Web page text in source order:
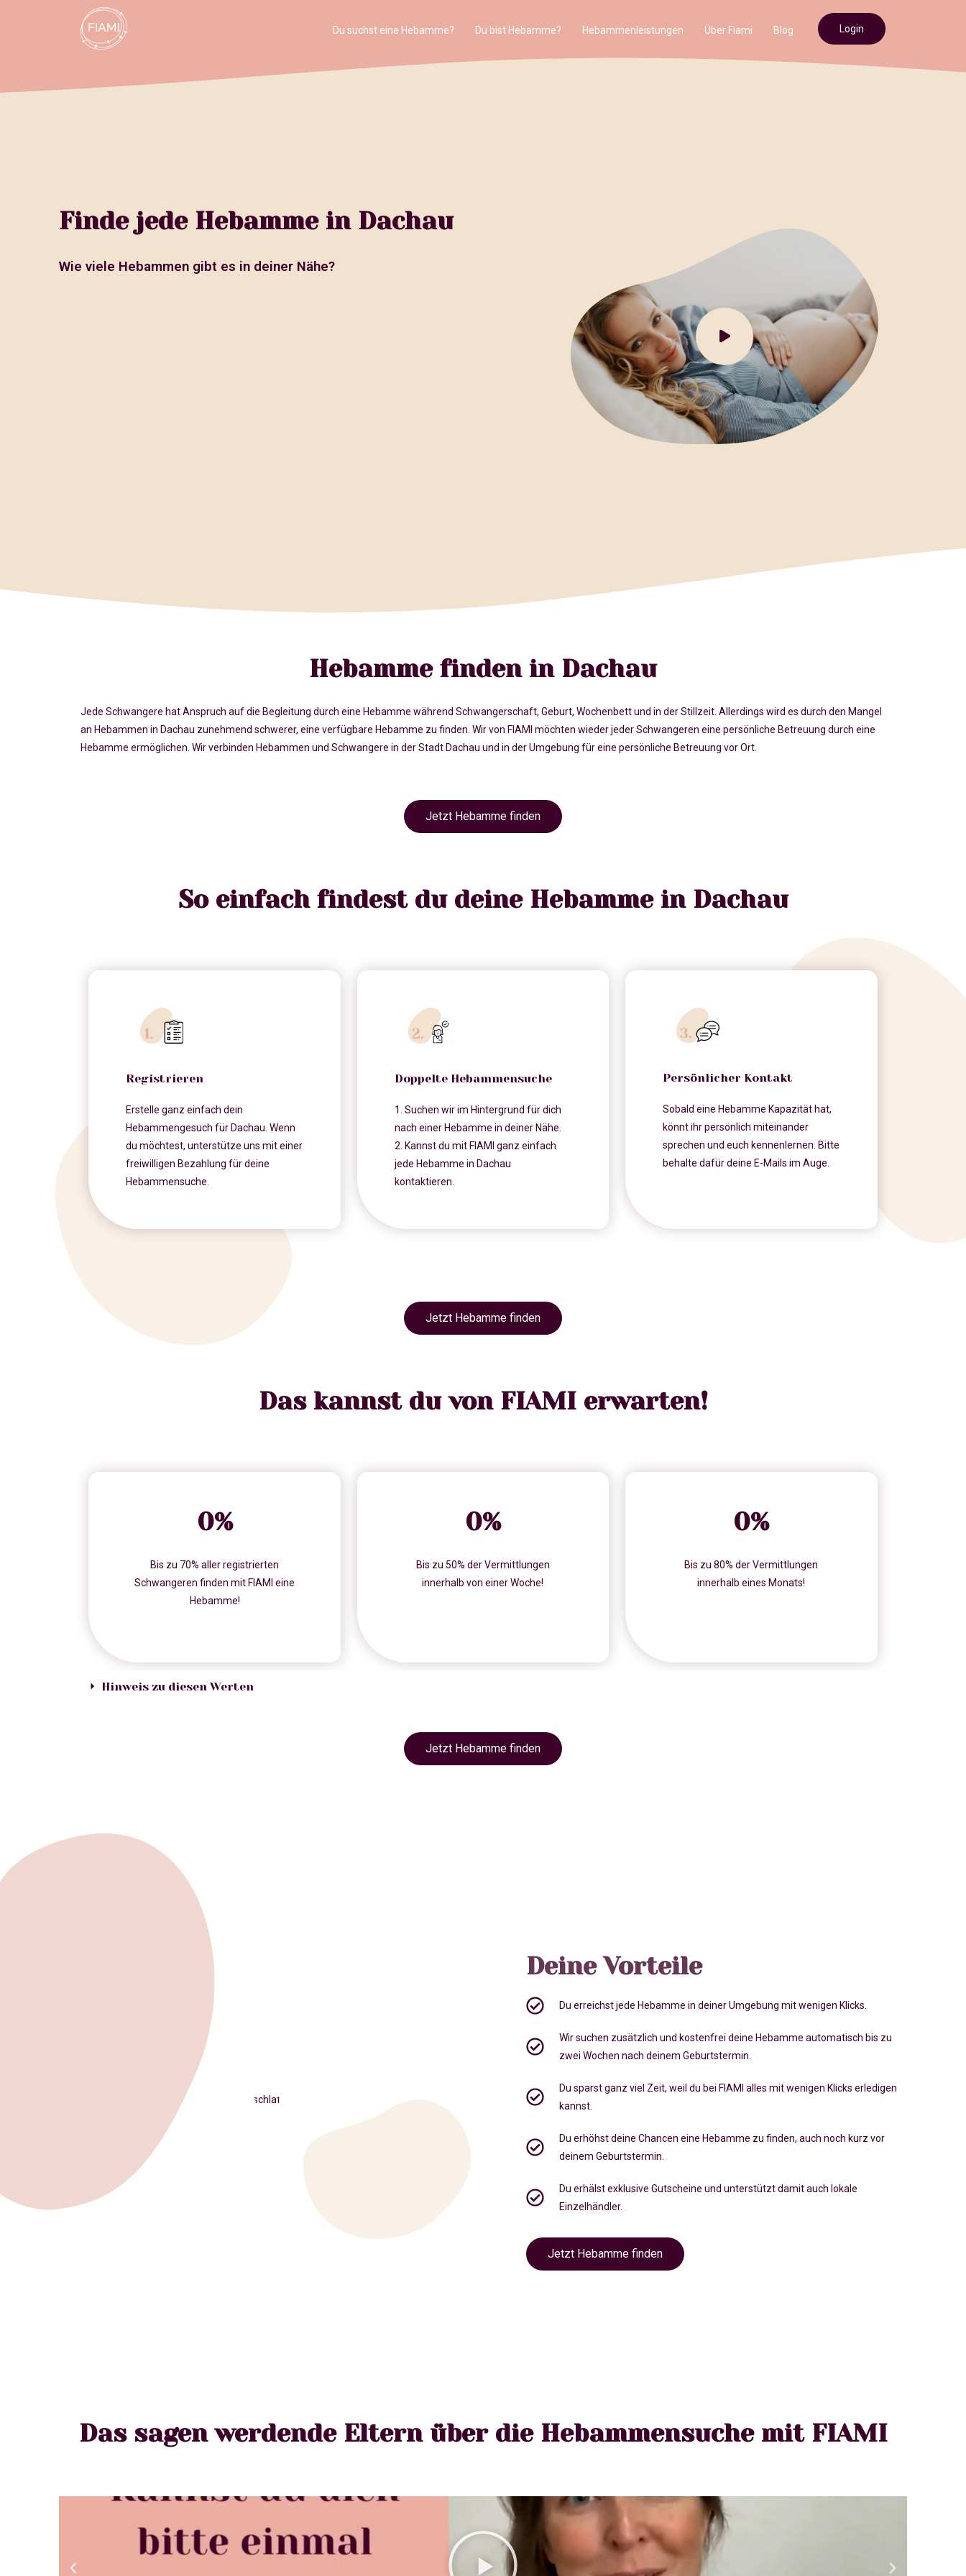
Du suchst eine Hebamme? Du bist Hebamme? Hebammenleistungen Über Fiami Blog Login
Finde jede Hebamme in Dachau
Wie viele Hebammen gibt es in deiner Nähe?
Hebamme finden in Dachau
Jede Schwangere hat Anspruch auf die Begleitung durch eine Hebamme während Schwangerschaft, Geburt, Wochenbett und in der Stillzeit. Allerdings wird es durch den Mangel
an Hebammen in Dachau zunehmend schwerer, eine verfügbare Hebamme zu finden. Wir von FIAMI möchten wieder jeder Schwangeren eine persönliche Betreuung durch eine
Hebamme ermöglichen. Wir verbinden Hebammen und Schwangere in der Stadt Dachau und in der Umgebung für eine persönliche Betreuung vor Ort.
Jetzt Hebamme finden
So einfach findest du deine Hebamme in Dachau
Registrieren
Erstelle ganz einfach dein
Hebammengesuch für Dachau. Wenn
du möchtest, unterstütze uns mit einer
freiwilligen Bezahlung für deine
Hebammensuche.
Doppelte Hebammensuche
1. Suchen wir im Hintergrund für dich
nach einer Hebamme in deiner Nähe.
2. Kannst du mit FIAMI ganz einfach
jede Hebamme in Dachau
kontaktieren.
Persönlicher Kontakt
Sobald eine Hebamme Kapazität hat,
könnt ihr persönlich miteinander
sprechen und euch kennenlernen. Bitte
behalte dafür deine E-Mails im Auge.
Jetzt Hebamme finden
Das kannst du von FIAMI erwarten!
0%
Bis zu 70% aller registrierten
Schwangeren finden mit FIAMI eine
Hebamme!
0%
Bis zu 50% der Vermittlungen
innerhalb von einer Woche!
0%
Bis zu 80% der Vermittlungen
innerhalb eines Monats!
Hinweis zu diesen Werten
Jetzt Hebamme finden
Deine Vorteile
Du erreichst jede Hebamme in deiner Umgebung mit wenigen Klicks.
Wir suchen zusätzlich und kostenfrei deine Hebamme automatisch bis zu
zwei Wochen nach deinem Geburtstermin.
Du sparst ganz viel Zeit, weil du bei FIAMI alles mit wenigen Klicks erledigen
kannst.
Du erhöhst deine Chancen eine Hebamme zu finden, auch noch kurz vor
deinem Geburtstermin
Du erhälst exklusive Gutscheine und unterstützt damit auch lokale
Einzelhändler.
Jetzt Hebamme finden
Das sagen werdende Eltern über die Hebammensuche mit FIAMI